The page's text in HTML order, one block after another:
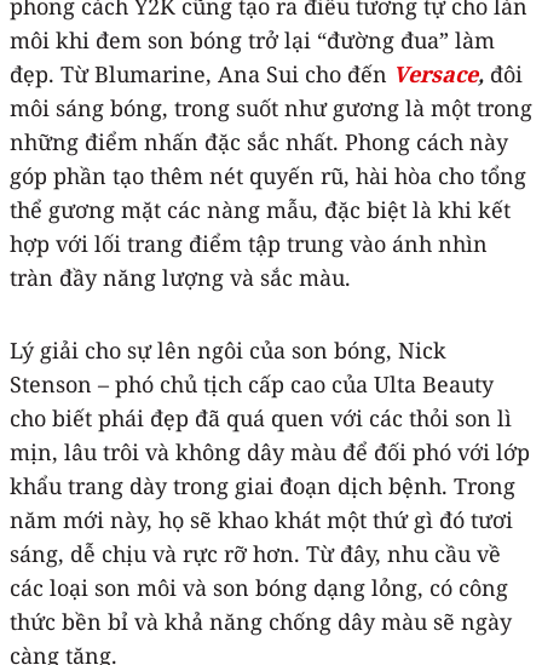
môi khi đem son bóng trở lại “đường đua” làm
đẹp. Từ Blumarine, Ana Sui cho đến Versace, đôi
môi sáng bóng, trong suốt như gương là một trong
những điểm nhấn đặc sắc nhất. Phong cách này
góp phần tạo thêm nét quyến rũ, hài hòa cho tổng
thể gương mặt các nàng mẫu, đặc biệt là khi kết
hợp với lối trang điểm tập trung vào ánh nhìn
tràn đầy năng lượng và sắc màu.
Lý giải cho sự lên ngôi của son bóng, Nick
Stenson – phó chủ tịch cấp cao của Ulta Beauty
cho biết phái đẹp đã quá quen với các thỏi son lì
mịn, lâu trôi và không dây màu để đối phó với lớp
khẩu trang dày trong giai đoạn dịch bệnh. Trong
năm mới này, họ sẽ khao khát một thứ gì đó tươi
sáng, dễ chịu và rực rỡ hơn. Từ đây, nhu cầu về
các loại son môi và son bóng dạng lỏng, có công
thức bền bỉ và khả năng chống dây màu sẽ ngày
càng tăng.